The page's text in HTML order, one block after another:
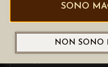
Se visualizzi
SONO
NON SONO